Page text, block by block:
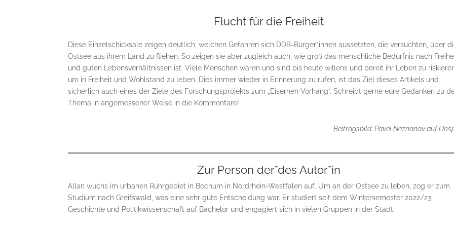
Flucht für die Freiheit
Diese Einzelschicksale zeigen deutlich, welchen Gefahren sich DDR-Bürger*innen aussetzten, die versuchten, über
Ostsee aus ihrem Land zu fliehen. So zeigen sie aber zugleich auch, wie groß das menschliche Bedürfnis nach
und guten Lebensverhältnissen ist. Viele Menschen waren und sind bis heute willens und bereit ihr Leben zu
um in Freiheit und Wohlstand zu leben. Dies immer wieder in Erinnerung zu rufen, ist das Ziel dieses Artikels und
sicherlich auch eines der Ziele des Forschungsprojekts zum „Eisernen Vorhang“. Schreibt gerne eure Gedanken zu
Thema in angemessener Weise in die Kommentare!
Beitragsbild: Pavel Neznanov auf
Zur Person der*des Autor*in
Allan wuchs im urbanen Ruhrgebiet in Bochum in Nordrhein-Westfalen auf. Um an der Ostsee zu leben, zog er zum
Studium nach Greifswald, was eine sehr gute Entscheidung war. Er studiert seit dem Wintersemester 2022/23
Geschichte und Politikwissenschaft auf Bachelor und engagiert sich in vielen Gruppen in der Stadt.